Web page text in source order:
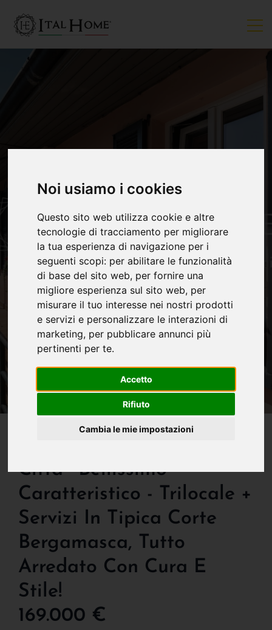
Noi usiamo i cookies
Questo sito web utilizza cookie e altre
tecnologie di tracciamento per migliorare
la tua esperienza di navigazione per i
seguenti scopi: per abilitare le funzionalità
di base del sito web, per fornire una
migliore esperienza sul sito web, per
misurare il tuo interesse nei nostri prodotti
e servizi e personalizzare le interazioni di
marketing, per pubblicare annunci più
pertinenti per te.
Accetto
Rifiuto
Cambia le mie impostazioni
VENDUTO
Citta'- Bellissimo -
Caratteristico - Trilocale +
Servizi In Tipica Corte
Bergamasca, Tutto
Arredato Con Cura E
Stile!
169.000 €